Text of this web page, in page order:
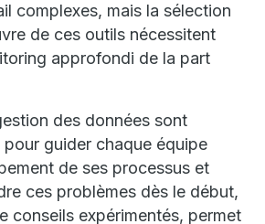
complexes, mais la sélection
de ces outils nécessitent
approfondi de la part
des données sont
pour guider chaque équipe
de ses processus et
ces problèmes dès le début,
conseils expérimentés, permet